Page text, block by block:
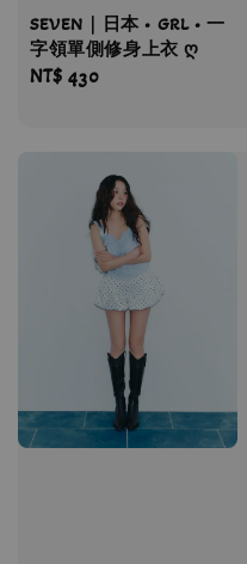
SEVEN｜日本 • GRL • 一
字領單側修身上衣 ღ
Regular
NT$ 430